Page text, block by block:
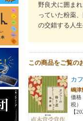
野良犬に囲ま
っていた粉薬
の交錯する人
この商品をご覧の
カ
嶋
価格
税）
【